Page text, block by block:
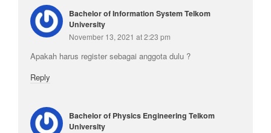
Bachelor of Information System Telkom
University
November 13, 2021 at 2:23 pm
Apakah harus register sebagai anggota dulu ?
Reply
Bachelor of Physics Engineering Telkom
University